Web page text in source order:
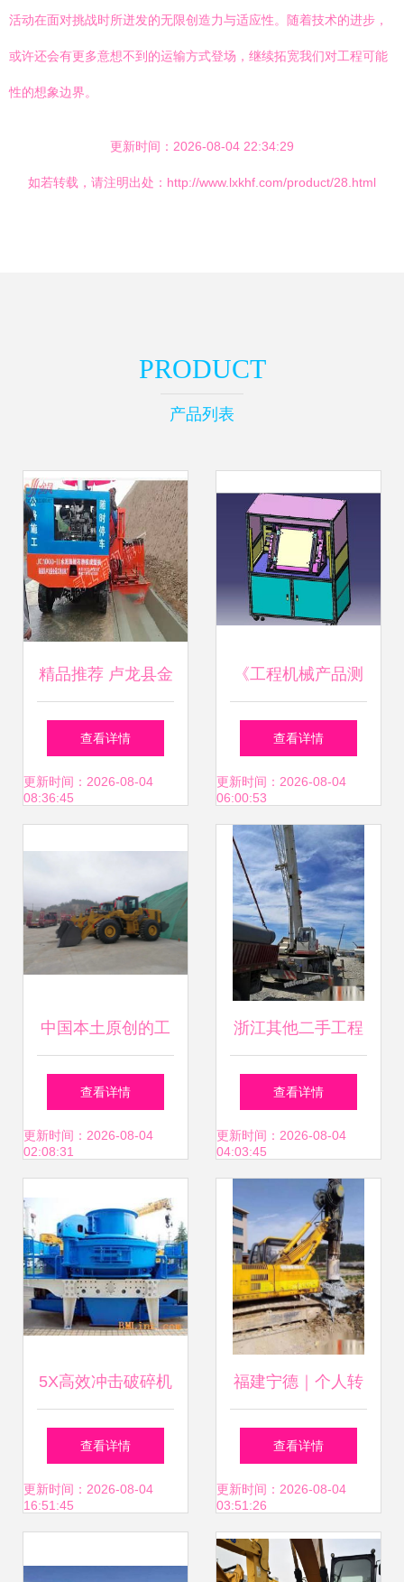
活动在面对挑战时所迸发的无限创造力与适应性。随着技术的进步，
或许还会有更多意想不到的运输方式登场，继续拓宽我们对工程可能
性的想象边界。
更新时间：2026-08-04 22:34:29
如若转载，请注明出处：http://www.lxkhf.com/product/28.html
PRODUCT
产品列表
精品推荐 卢龙县金
晟工程机械厂——
其他工程机械领域
查看详情
更新时间：2026-08-04
08:36:45
《工程机械产品测
试夹具设备3D模型
应用与迭代探析》
查看详情
更新时间：2026-08-04
06:00:53
中国本土原创的工
程技术在高大俊
雅、天然美质的民
代前沿的技术洪
流。苏州梅雨季里
工程师们已经开始
新一天的工艺改革
座谈会。在这个有
太多旧时愁思的城
查看详情
更新时间：2026-08-04
02:08:31
浙江其他二手工程
机械供应图片信息
浙江其他二手工程
机械出售图片信息
其他二手工程机械
供求图片栏目
查看详情
更新时间：2026-08-04
04:03:45
5X高效冲击破碎机
重塑工程机械生产
力的新标杆
查看详情
更新时间：2026-08-04
16:51:45
福建宁德｜个人转
行，低价转让全液
压履带360度旋挖
机及工程机械
查看详情
更新时间：2026-08-04
03:51:26